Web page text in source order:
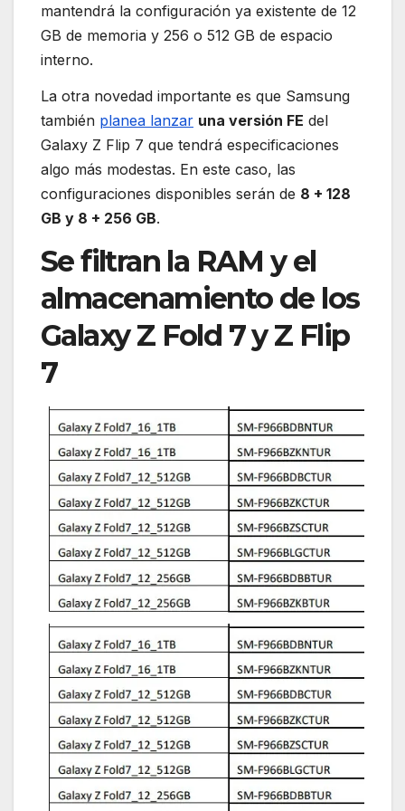
mantendrá la configuración ya existente de 12
GB de memoria y 256 o 512 GB de espacio
interno.
La otra novedad importante es que Samsung
también planea lanzar una versión FE del
Galaxy Z Flip 7 que tendrá especificaciones
algo más modestas. En este caso, las
configuraciones disponibles serán de 8 + 128
GB y 8 + 256 GB.
Se filtran la RAM y el
almacenamiento de los
Galaxy Z Fold 7 y Z Flip
7